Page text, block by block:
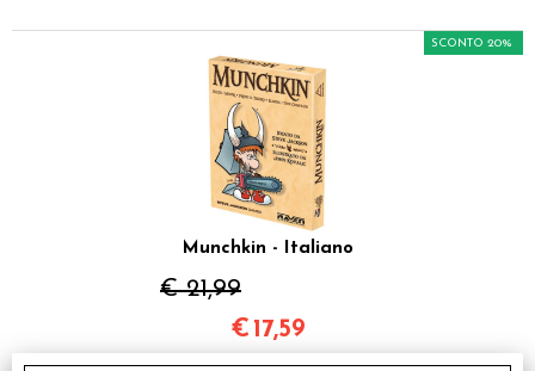
Munchkin - Italiano
€ 21,99
SCONTO 20%
€ 17,59